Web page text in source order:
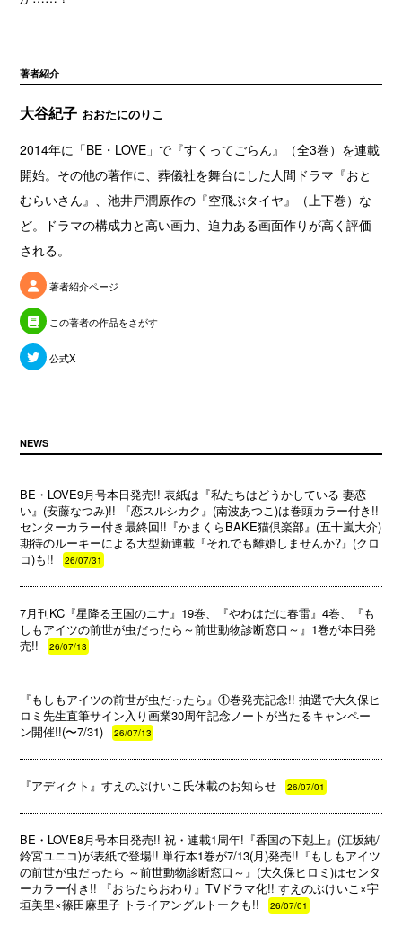
著者紹介
大谷紀子 おおたにのりこ
2014年に「BE・LOVE」で『すくってごらん』（全3巻）を連載
開始。その他の著作に、葬儀社を舞台にした人間ドラマ『おと
むらいさん』、池井戸潤原作の『空飛ぶタイヤ』（上下巻）な
ど。ドラマの構成力と高い画力、迫力ある画面作りが高く評価
される。
著者紹介ページ
この著者の作品をさがす
公式X
NEWS
BE・LOVE9月号本日発売!! 表紙は『私たちはどうかしている 妻恋
い』(安藤なつみ)!! 『恋スルシカク』(南波あつこ)は巻頭カラー付き!!
センターカラー付き最終回!!『かまくらBAKE猫倶楽部』(五十嵐大介)
期待のルーキーによる大型新連載『それでも離婚しませんか?』(クロ
コ)も!!
26/07/31
7月刊KC『星降る王国のニナ』19巻、『やわはだに春雷』4巻、『も
しもアイツの前世が虫だったら～前世動物診断窓口～』1巻が本日発
売!!
26/07/13
『もしもアイツの前世が虫だったら』①巻発売記念!! 抽選で大久保ヒ
ロミ先生直筆サイン入り画業30周年記念ノートが当たるキャンペー
ン開催!!(〜7/31)
26/07/13
『アディクト』すえのぶけいこ氏休載のお知らせ 26/07/01
BE・LOVE8月号本日発売!! 祝・連載1周年!『香国の下剋上』(江坂純/
鈴宮ユニコ)が表紙で登場!! 単行本1巻が7/13(月)発売!!『もしもアイツ
の前世が虫だったら ～前世動物診断窓口～』(大久保ヒロミ)はセンタ
ーカラー付き!! 『おちたらおわり』TVドラマ化!! すえのぶけいこ×宇
垣美里×篠田麻里子 トライアングルトークも!!
26/07/01